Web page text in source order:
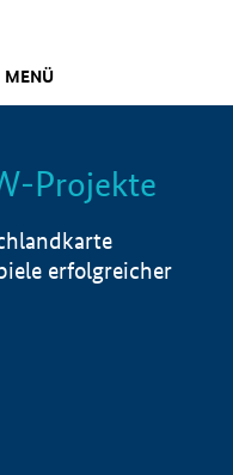
MENÜ
Info
Projekte
erfolgreicher